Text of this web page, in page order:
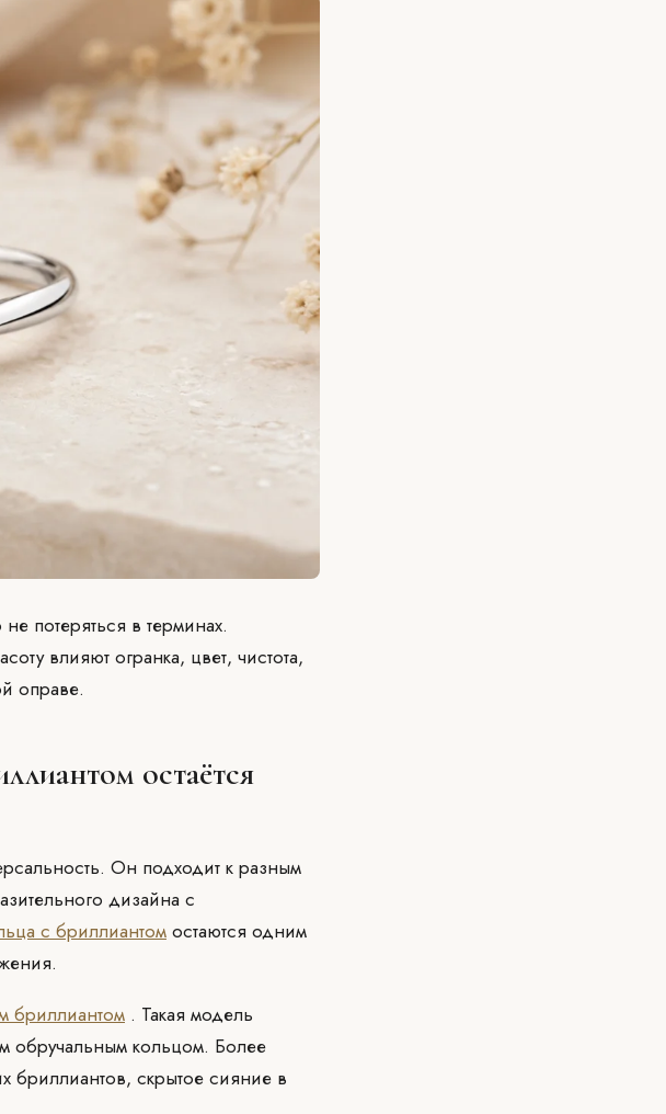
потеряться в терминах.
влияют огранка, цвет, чистота,
оправе.
остаётся
Он подходит к разным
дизайна с
с бриллиантом остаются одним
бриллиантом . Такая модель
обручальным кольцом. Более
бриллиантов, скрытое сияние в